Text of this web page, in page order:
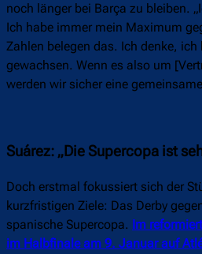
noch länger bei Barça zu bleiben.
Ich habe immer mein Maximum
Zahlen belegen das. Ich denke,
gewachsen. Wenn es also um
werden wir sicher eine
Suárez: „Die Supercopa ist
Doch erstmal fokussiert sich der
kurzfristigen Ziele: Das Derby
spanische Supercopa. Im
im Halbfinale am 9. Januar auf